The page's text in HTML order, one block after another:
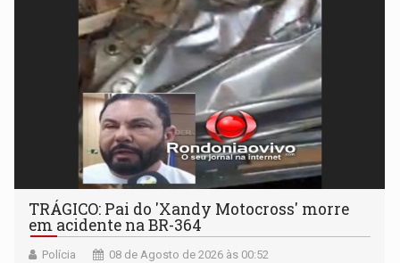
TRÁGICO: Pai do 'Xandy Motocross' morre
em acidente na BR-364
Polícia 08 de Agosto de 2026 às 00:52